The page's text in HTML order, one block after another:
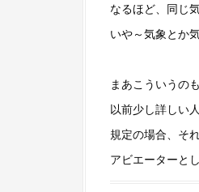
なるほど、同じ
いや～気象とか
まあこういうの
以前少し詳しい
規定の場合、そ
アビエーターと